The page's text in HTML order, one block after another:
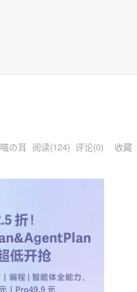
喵の耳阅读(124) 评论(0) 收藏